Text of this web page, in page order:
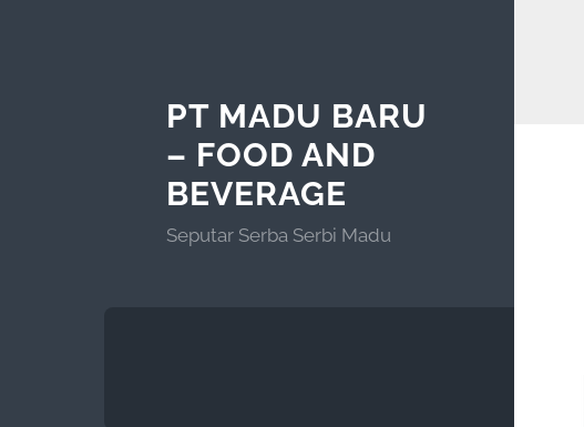
PT MADU BARU
– FOOD AND
BEVERAGE
Seputar Serba Serbi Madu